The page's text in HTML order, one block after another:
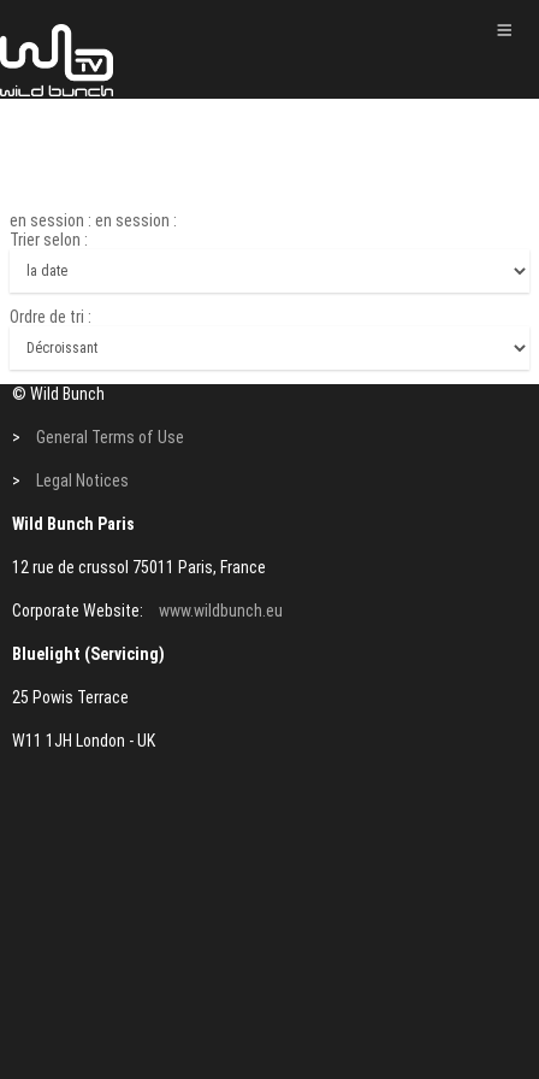
en session : en session :
Trier selon :
Ordre de tri :
© Wild Bunch
> General Terms of Use
> Legal Notices
Wild Bunch Paris
12 rue de crussol 75011 Paris, France
Corporate Website: www.wildbunch.eu
Bluelight (Servicing)
25 Powis Terrace
W11 1JH London - UK